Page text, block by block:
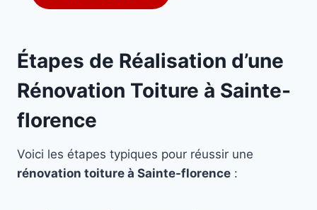
Étapes de Réalisation d’une
Rénovation Toiture à Sainte-
florence
Voici les étapes typiques pour réussir une
rénovation toiture à Sainte-florence :